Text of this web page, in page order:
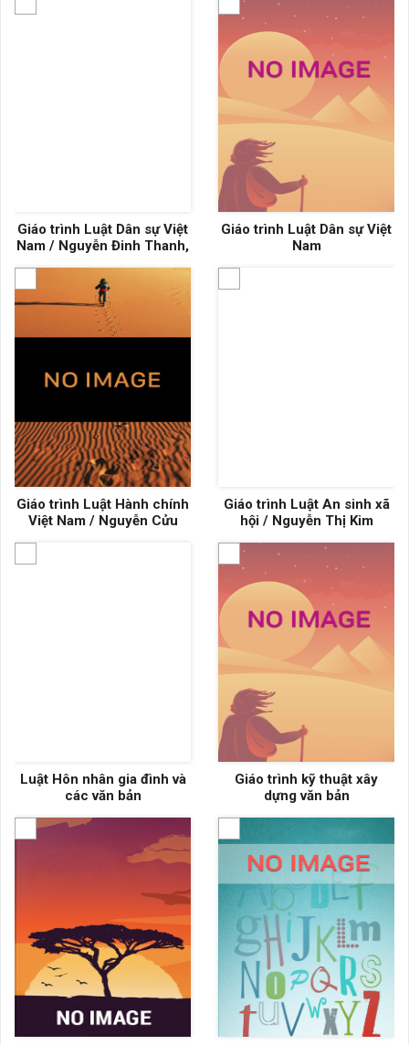
Giáo trình Luật Dân sự Việt
Nam / Nguyễn Đinh Thanh,
biên
Giáo trình Luật Dân sự Việt
Nam
Giáo trình Luật Hành chính
Việt Nam / Nguyễn Cửu
Giáo trình Luật An sinh xã
hội / Nguyễn Thị Kim
Lưu Bình Nhưỡng
Luật Hôn nhân gia đình và
các văn bản
Giáo trình kỹ thuật xây
dựng văn bản